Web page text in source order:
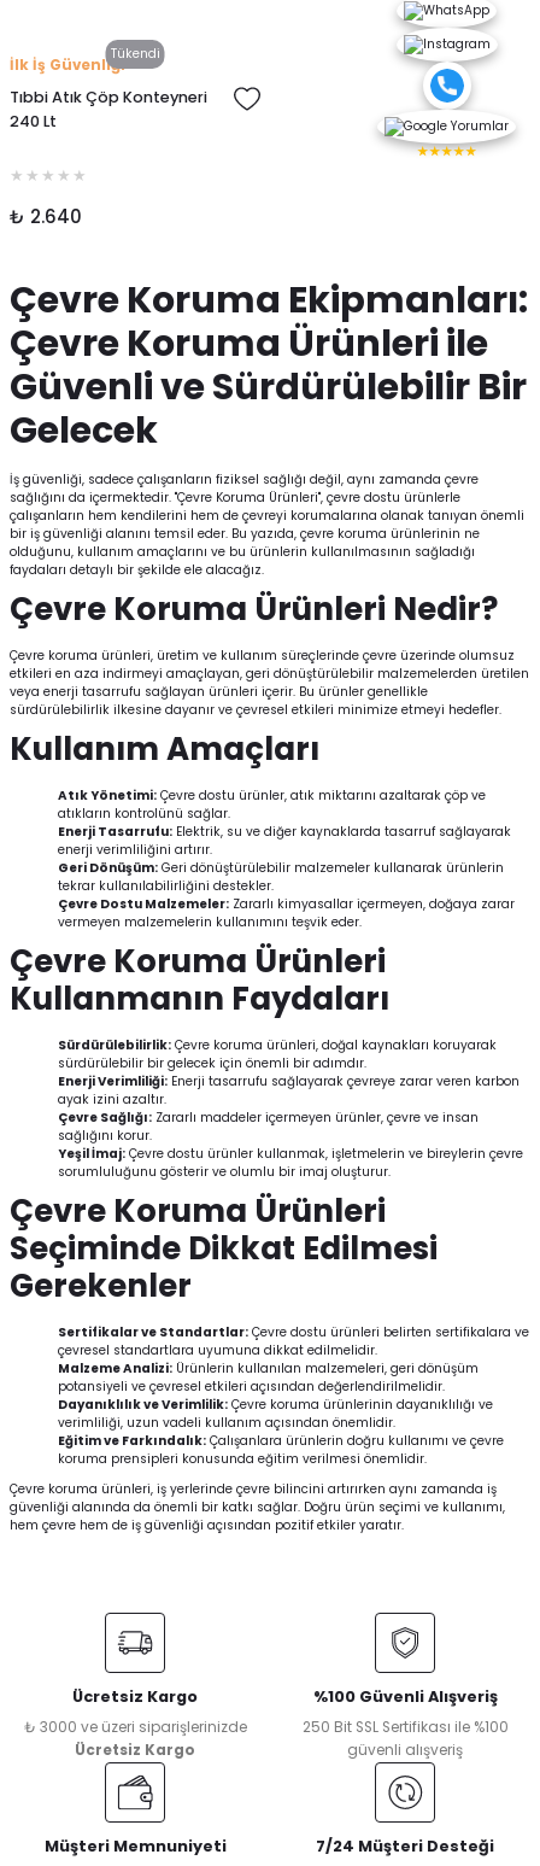
Tükendi
İlk İş Güvenliği
Tıbbi Atık Çöp Konteyneri
240 Lt
₺ 2.640
Çevre Koruma Ekipmanları:
Çevre Koruma Ürünleri ile
Güvenli ve Sürdürülebilir Bir
Gelecek
İş güvenliği, sadece çalışanların fiziksel sağlığı değil, aynı zamanda çevre
sağlığını da içermektedir. "Çevre Koruma Ürünleri", çevre dostu ürünlerle
çalışanların hem kendilerini hem de çevreyi korumalarına olanak tanıyan önemli
bir iş güvenliği alanını temsil eder. Bu yazıda, çevre koruma ürünlerinin ne
olduğunu, kullanım amaçlarını ve bu ürünlerin kullanılmasının sağladığı
faydaları detaylı bir şekilde ele alacağız.
Çevre Koruma Ürünleri Nedir?
Çevre koruma ürünleri, üretim ve kullanım süreçlerinde çevre üzerinde olumsuz
etkileri en aza indirmeyi amaçlayan, geri dönüştürülebilir malzemelerden üretilen
veya enerji tasarrufu sağlayan ürünleri içerir. Bu ürünler genellikle
sürdürülebilirlik ilkesine dayanır ve çevresel etkileri minimize etmeyi hedefler.
Kullanım Amaçları
Atık Yönetimi: Çevre dostu ürünler, atık miktarını azaltarak çöp ve
atıkların kontrolünü sağlar.
Enerji Tasarrufu: Elektrik, su ve diğer kaynaklarda tasarruf sağlayarak
enerji verimliliğini artırır.
Geri Dönüşüm: Geri dönüştürülebilir malzemeler kullanarak ürünlerin
tekrar kullanılabilirliğini destekler.
Çevre Dostu Malzemeler: Zararlı kimyasallar içermeyen, doğaya zarar
vermeyen malzemelerin kullanımını teşvik eder.
Çevre Koruma Ürünleri
Kullanmanın Faydaları
Sürdürülebilirlik: Çevre koruma ürünleri, doğal kaynakları koruyarak
sürdürülebilir bir gelecek için önemli bir adımdır.
Enerji Verimliliği: Enerji tasarrufu sağlayarak çevreye zarar veren karbon
ayak izini azaltır.
Çevre Sağlığı: Zararlı maddeler içermeyen ürünler, çevre ve insan
sağlığını korur.
Yeşil İmaj: Çevre dostu ürünler kullanmak, işletmelerin ve bireylerin çevre
sorumluluğunu gösterir ve olumlu bir imaj oluşturur.
Çevre Koruma Ürünleri
Seçiminde Dikkat Edilmesi
Gerekenler
Sertifikalar ve Standartlar: Çevre dostu ürünleri belirten sertifikalara ve
çevresel standartlara uyumuna dikkat edilmelidir.
Malzeme Analizi: Ürünlerin kullanılan malzemeleri, geri dönüşüm
potansiyeli ve çevresel etkileri açısından değerlendirilmelidir.
Dayanıklılık ve Verimlilik: Çevre koruma ürünlerinin dayanıklılığı ve
verimliliği, uzun vadeli kullanım açısından önemlidir.
Eğitim ve Farkındalık: Çalışanlara ürünlerin doğru kullanımı ve çevre
koruma prensipleri konusunda eğitim verilmesi önemlidir.
Çevre koruma ürünleri, iş yerlerinde çevre bilincini artırırken aynı zamanda iş
güvenliği alanında da önemli bir katkı sağlar. Doğru ürün seçimi ve kullanımı,
hem çevre hem de iş güvenliği açısından pozitif etkiler yaratır.
Ücretsiz Kargo
₺ 3000 ve üzeri siparişlerinizde
Ücretsiz Kargo
%100 Güvenli Alışveriş
250 Bit SSL Sertifikası ile %100
güvenli alışveriş
Müşteri Memnuniyeti 7/24 Müşteri Desteği
★★★★★